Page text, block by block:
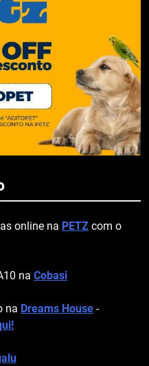
online na PETZ com o
na Cobasi
na Dreams House -